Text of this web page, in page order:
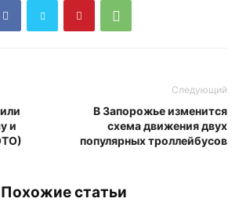
и
Следующий
В Запорожье изменится
схема движения двух
популярных троллейбусов
Похожие статьи